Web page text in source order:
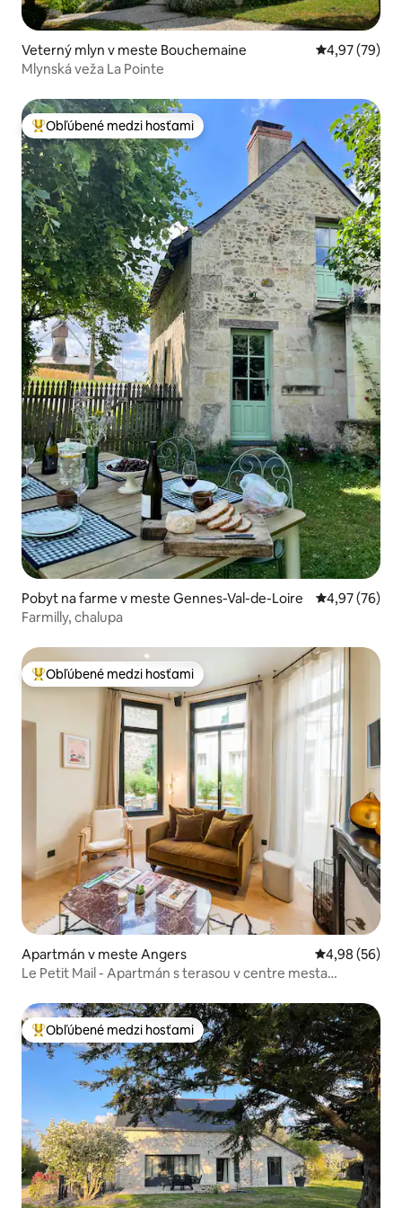
Veterný mlyn v meste Bouchemaine Priemerné
4,97 (79)
Mlynská veža La Pointe
Najobľúbenejšie medzi hosťami
Obľúbené medzi hosťami
Pobyt na farme v meste Gennes-Val-de-Loire Priemerné
4,97 (76)
Farmilly, chalupa
Najobľúbenejšie medzi hosťami
Obľúbené medzi hosťami
Apartmán v meste Angers Priemerné
4,98 (56)
Le Petit Mail - Apartmán s terasou v centre mesta
Najobľúbenejšie medzi hosťami
Obľúbené medzi hosťami